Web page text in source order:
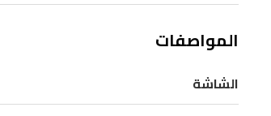
لعبة
مدمجة
للتسلية.
المواصفات
الشاشة